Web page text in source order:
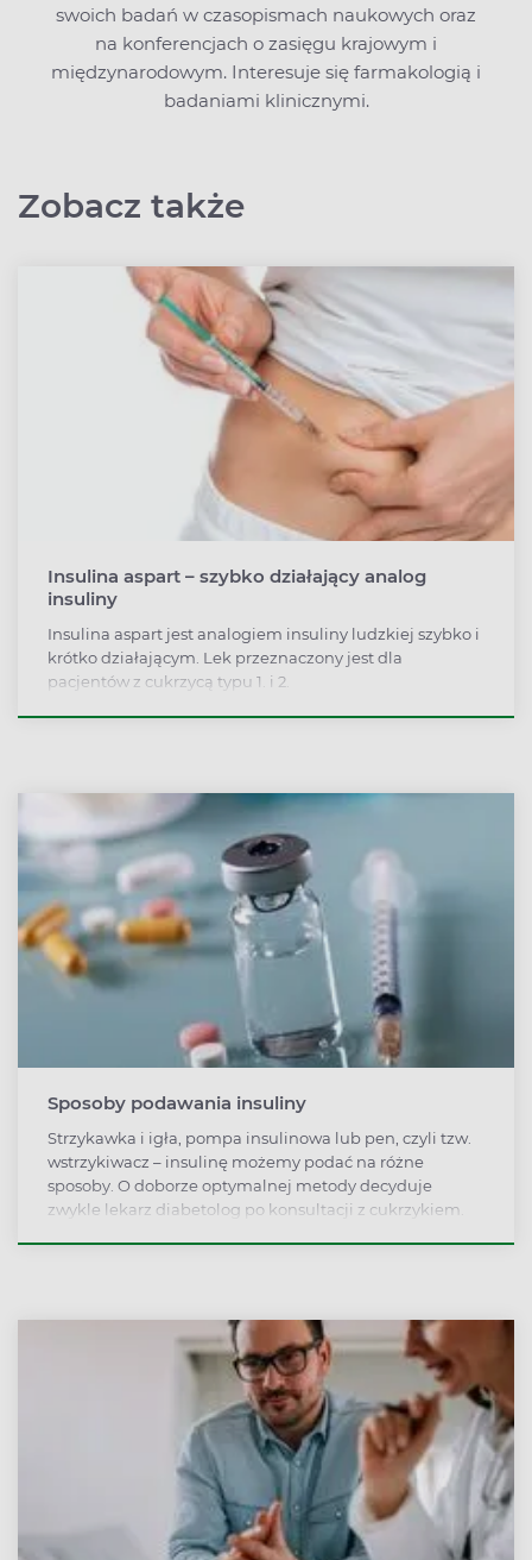
swoich badań w czasopismach naukowych oraz
na konferencjach o zasięgu krajowym i
międzynarodowym. Interesuje się farmakologią i
badaniami klinicznymi.
Zobacz także
Insulina aspart – szybko działający analog
insuliny
Insulina aspart jest analogiem insuliny ludzkiej szybko i
krótko działającym. Lek przeznaczony jest dla
pacjentów z cukrzycą typu 1. i 2.
Sposoby podawania insuliny
Strzykawka i igła, pompa insulinowa lub pen, czyli tzw.
wstrzykiwacz – insulinę możemy podać na różne
sposoby. O doborze optymalnej metody decyduje
zwykle lekarz diabetolog po konsultacji z cukrzykiem.